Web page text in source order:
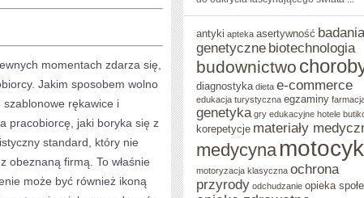
momentach zdarza się,
Jakim sposobem wolno
rękawice i
pracobiorcę, jaki boryka się z
standard, który nie
obeznaną firmą. To właśnie
może być również ikoną
antyki apteka asertywność badania
genetyczne biotechnologia
budownictwo
diagnostyka dieta e-commerce
edukacja turystyczna egzaminy
genetyka gry edukacyjne hotele
korepetycje materiały
medycyna
motoryzacja klasyczna ochrona
przyrody odchudzanie opieka